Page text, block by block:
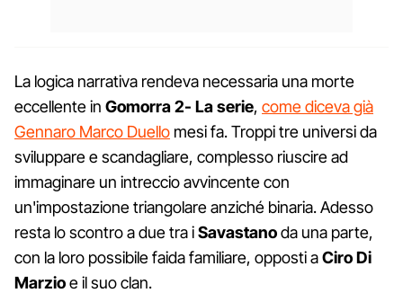
La logica narrativa rendeva necessaria una morte
eccellente in Gomorra 2- La serie, come diceva già
Gennaro Marco Duello mesi fa. Troppi tre universi da
sviluppare e scandagliare, complesso riuscire ad
immaginare un intreccio avvincente con
un'impostazione triangolare anziché binaria. Adesso
resta lo scontro a due tra iSavastanoda una parte,
con la loro possibile faida familiare, opposti aCiro Di
Marzioe il suo clan.